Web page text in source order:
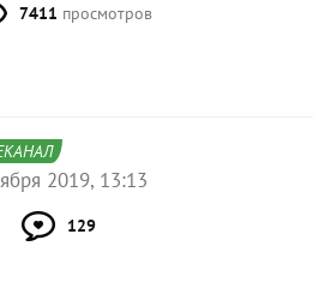
7411 просмотров
2019, 13:13
129